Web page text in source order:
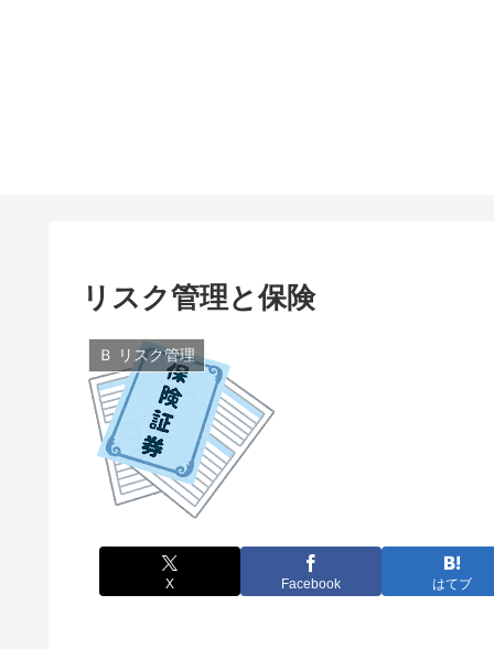
リスク管理と保険
Ｂ リスク管理
X Facebook はてブ